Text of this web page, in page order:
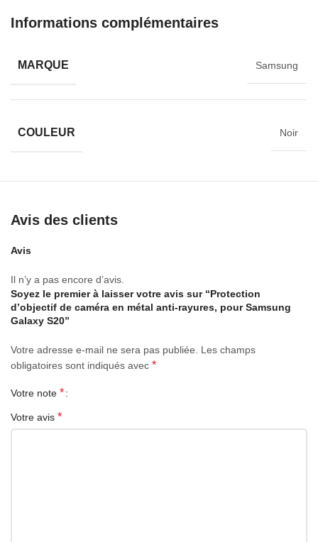
Informations complémentaires
MARQUE Samsung
COULEUR Noir
Avis des clients
Avis
Il n’y a pas encore d’avis.
Soyez le premier à laisser votre avis sur “Protection
d’objectif de caméra en métal anti-rayures, pour Samsung
Galaxy S20”
Votre adresse e-mail ne sera pas publiée.
Les champs
obligatoires sont indiqués avec *
Votre note *
Votre avis *